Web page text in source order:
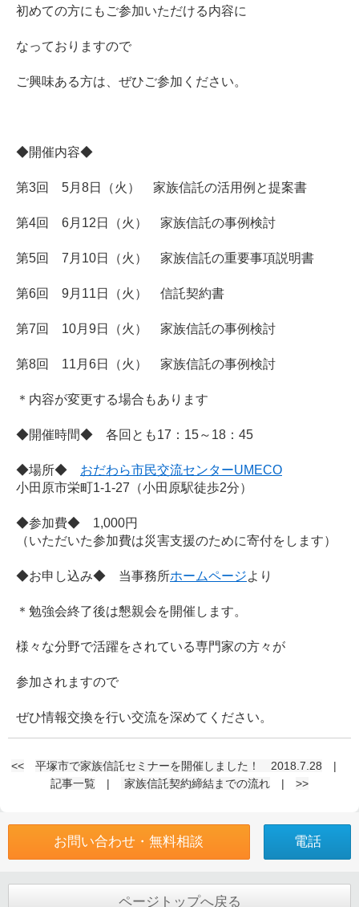
初めての方にもご参加いただける内容に
なっておりますので
ご興味ある方は、ぜひご参加ください。
◆開催内容◆
第3回 5月8日（火） 家族信託の活用例と提案書
第4回 6月12日（火） 家族信託の事例検討
第5回 7月10日（火） 家族信託の重要事項説明書
第6回 9月11日（火） 信託契約書
第7回 10月9日（火） 家族信託の事例検討
第8回 11月6日（火） 家族信託の事例検討
＊内容が変更する場合もあります
◆開催時間◆ 各回とも17：15～18：45
◆場所◆ おだわら市民交流センターUMECO
小田原市栄町1-1-27（小田原駅徒歩2分）
◆参加費◆ 1,000円
（いただいた参加費は災害支援のために寄付をします）
◆お申し込み◆ 当事務所ホームページより
＊勉強会終了後は懇親会を開催します。
様々な分野で活躍をされている専門家の方々が
参加されますので
ぜひ情報交換を行い交流を深めてください。
<< 平塚市で家族信託セミナーを開催しました！ 2018.7.28 |
記事一覧 | 家族信託契約締結までの流れ | >>
お問い合わせ・無料相談 電話
ページトップへ戻る